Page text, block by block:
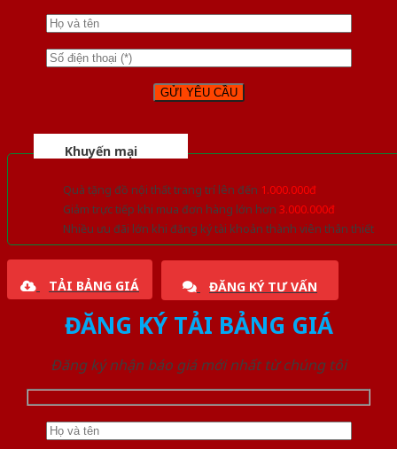
Khuyến mại
Quà tặng đồ nội thất trang trí lên đến 1.000.000đ
Giảm trực tiếp khi mua đơn hàng lớn hơn 3.000.000đ
Nhiều ưu đãi lớn khi đăng ký tài khoản thành viên thân thiết
TẢI BẢNG GIÁ ĐĂNG KÝ TƯ VẤN
ĐĂNG KÝ TẢI BẢNG GIÁ
Đăng ký nhận báo giá mới nhất từ chúng tôi